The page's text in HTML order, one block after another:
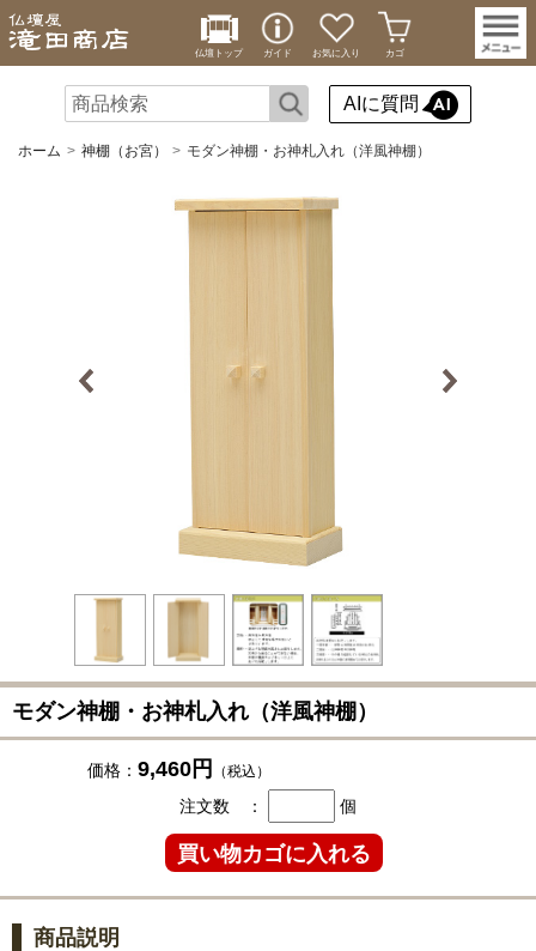
仏壇トップ ガイド お気に入り カゴ
AIに質問
ホーム 神棚（お宮） モダン神棚・お神札入れ（洋風神棚）
モダン神棚・お神札入れ（洋風神棚）
価格： 9,460円 （税込）
注文数 ： 個
商品説明